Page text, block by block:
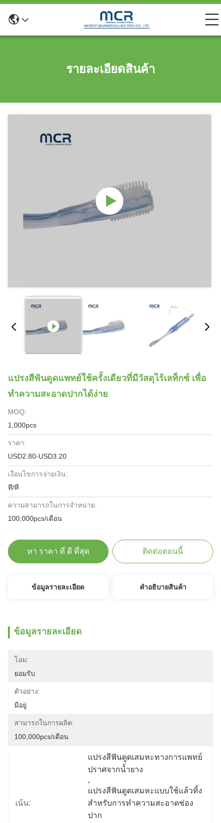
รายละเอียดสินค้า
แปรงสีฟันดูดแพทย์ใช้ครั้งเดียวที่มีวัสดุไร้เลท็กซ์ เพื่อ
ทําความสะอาดปากได้ง่าย
MOQ:
1,000pcs
ราคา:
USD2.80-USD3.20
เงื่อนไขการจ่ายเงิน:
ที/ที
ความสามารถในการจําหน่าย:
100,000pcs/เดือน
หา ราคา ที่ ดี ที่สุด ติดต่อตอนนี้
ข้อมูลรายละเอียด คําอธิบายสินค้า
ข้อมูลรายละเอียด
โอม:
ยอมรับ
ตัวอย่าง:
มีอยู่
สามารถในการผลิต:
100,000pcs/เดือน
เน้น:
แปรงสีฟันดูดเสมหะทางการแพทย์
ปราศจากน้ำยาง
,
แปรงสีฟันดูดเสมหะแบบใช้แล้วทิ้ง
สำหรับการทำความสะอาดช่อง
ปาก